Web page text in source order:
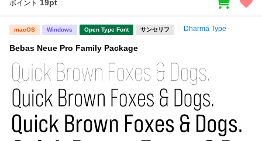
ポイント 19pt
macOS Windows Open Type Font サンセリフ Dharma Type
Bebas Neue Pro Family Package